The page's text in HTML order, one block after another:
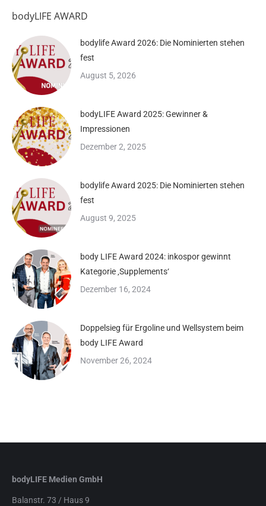
bodyLIFE AWARD
bodylife Award 2026: Die Nominierten stehen
fest
August 5, 2026
bodyLIFE Award 2025: Gewinner &
Impressionen
Dezember 2, 2025
bodylife Award 2025: Die Nominierten stehen
fest
August 9, 2025
body LIFE Award 2024: inkospor gewinnt
Kategorie ‚Supplements‘
Dezember 16, 2024
Doppelsieg für Ergoline und Wellsystem beim
body LIFE Award
November 26, 2024
bodyLIFE Medien GmbH
Balanstr. 73 / Haus 9